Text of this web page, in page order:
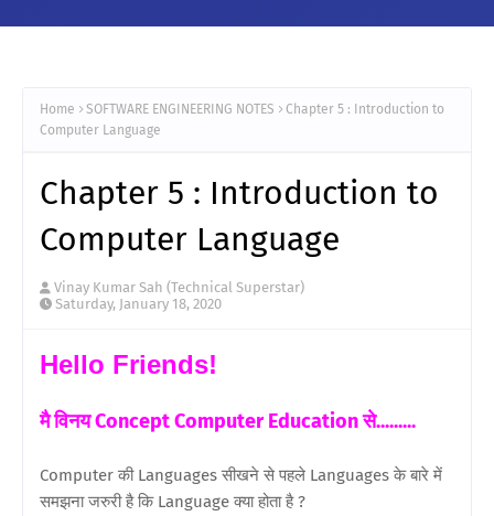
Home SOFTWARE ENGINEERING NOTES
Chapter 5 : Introduction to
Computer Language
Chapter 5 : Introduction to
Computer Language
Vinay Kumar Sah (Technical Superstar)
Saturday, January 18, 2020
Hello Friends!
मै विनय Concept Computer Education से.........
Computer की Languages सीखने से पहले Languages के बारे में
समझना जरुरी है कि Language क्या होता है ?